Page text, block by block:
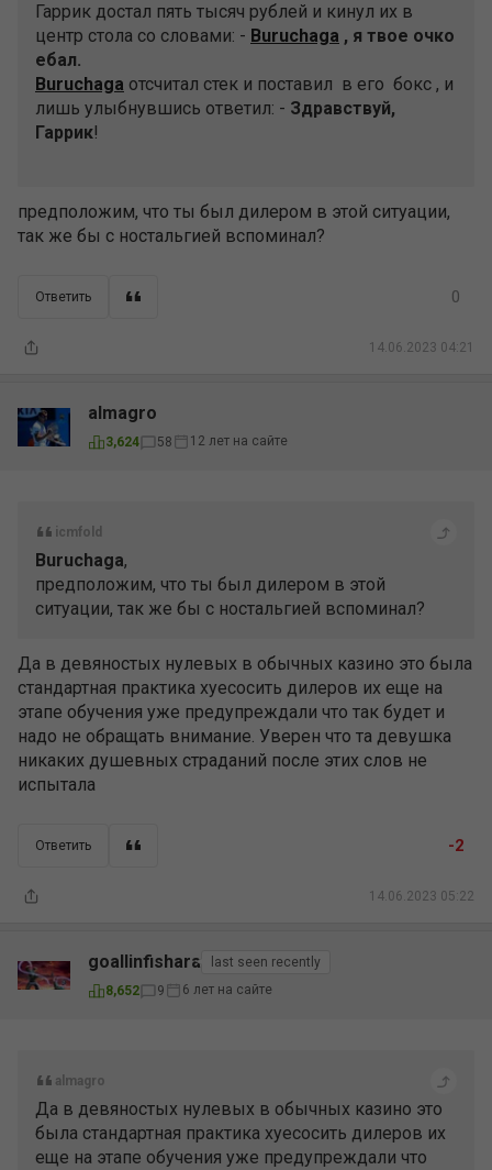
Гаррик достал пять тысяч рублей и кинул их в
центр стола со словами: - Buruchaga , я твое очко
ебал.
Buruchaga отсчитал стек и поставил в его бокс , и
лишь улыбнувшись ответил: - Здравствуй,
Гаррик!
предположим, что ты был дилером в этой ситуации,
так же бы с ностальгией вспоминал?
Ответить
14.06.2023 04:21
0
almagro
3,624 58 12 лет на сайте
icmfold
Buruchaga,
предположим, что ты был дилером в этой
ситуации, так же бы с ностальгией вспоминал?
Да в девяностых нулевых в обычных казино это была
стандартная практика хуесосить дилеров их еще на
этапе обучения уже предупреждали что так будет и
надо не обращать внимание. Уверен что та девушка
никаких душевных страданий после этих слов не
испытала
Ответить
14.06.2023 05:22
-2
goallinfishara
last seen recently
8,652
9 6 лет на сайте
almagro
Да в девяностых нулевых в обычных казино это
была стандартная практика хуесосить дилеров их
еще на этапе обучения уже предупреждали что